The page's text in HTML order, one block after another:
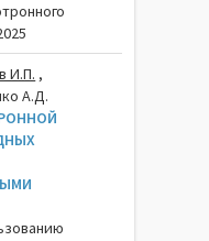
И.П. ,
А.Д.